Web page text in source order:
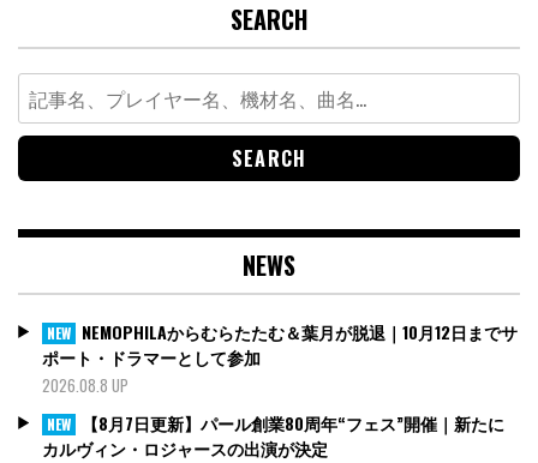
SEARCH
Search
for:
NEWS
NEW NEMOPHILAからむらたたむ＆葉月が脱退｜10月12日までサ
ポート・ドラマーとして参加
2026.08.8 UP
NEW
【8月7日更新】パール創業80周年“フェス”開催｜新たに
カルヴィン・ロジャースの出演が決定